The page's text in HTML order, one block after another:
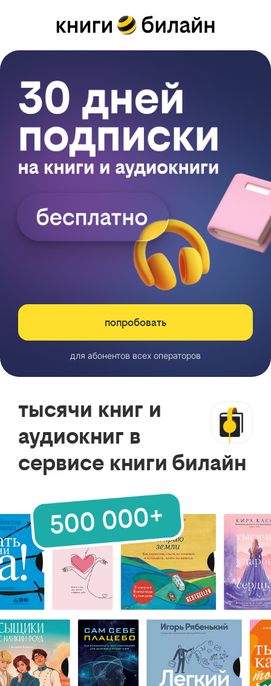
попробовать
для абонентов всех операторов
тысячи книг и
аудиокниг в
сервисе книги билайн